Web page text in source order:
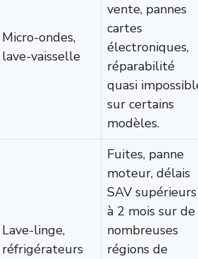
Micro-ondes,
lave-vaisselle
vente, pannes
cartes
électroniques,
réparabilité
quasi
sur certains
modèles.
Lave-linge,
réfrigérateurs
Fuites, panne
moteur, délais
SAV supérieurs
à 2 mois sur de
nombreuses
régions de